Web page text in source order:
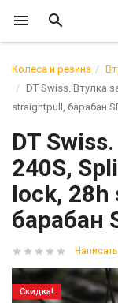
Колеса и резина
DT Swiss. Втулка
straightpull, барабан
DT
240S,
lock,
барабан
Скидка!